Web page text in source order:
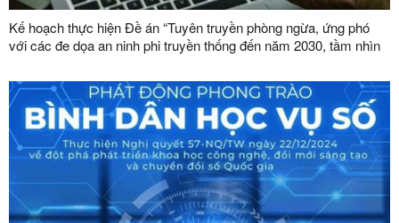
Kế hoạch thực hiện Đề án “Tuyên truyền phòng ngừa, ứng phó
với các đe dọa an ninh phi truyền thống đến năm 2030, tầm nhìn